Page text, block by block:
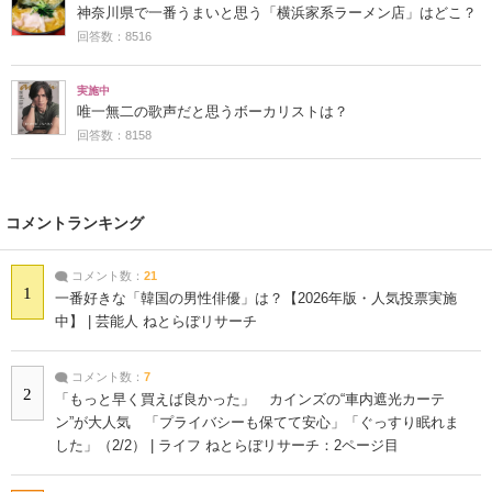
神奈川県で一番うまいと思う「横浜家系ラーメン店」はどこ？
回答数：8516
実施中
唯一無二の歌声だと思うボーカリストは？
回答数：8158
コメントランキング
1
コメント数： 21
一番好きな「韓国の男性俳優」は？【2026年版・人気投票実施
中】 | 芸能人 ねとらぼリサーチ
2
コメント数： 7
「もっと早く買えば良かった」 カインズの“車内遮光カーテ
ン”が大人気 「プライバシーも保てて安心」「ぐっすり眠れま
した」（2/2） | ライフ ねとらぼリサーチ：2ページ目